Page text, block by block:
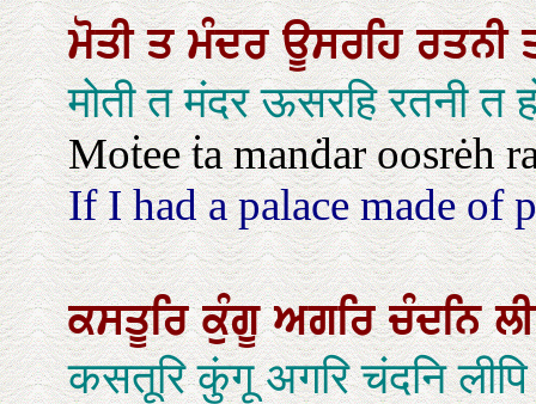
ਮੋਤੀਤਮੰਦਰਊਸਰਹਿਰਤਨੀ
मोती त मंदर ऊसरहि रतनी त
Moṫee ṫa manḋar oosrėh
If I had a palace made of
ਕਸਤੂਰਿਕੁੰਗੂਅਗਰਿਚੰਦਨਿ
कसतूरि कुंगू अगरि चंदनि